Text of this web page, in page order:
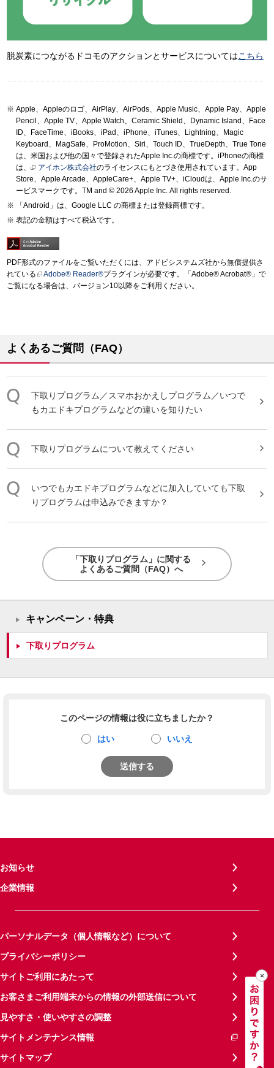
脱炭素につながるドコモのアクションとサービスについてはこちら
Apple、Appleのロゴ、AirPlay、AirPods、Apple Music、Apple Pay、Apple
Pencil、Apple TV、Apple Watch、Ceramic Shield、Dynamic Island、Face
ID、FaceTime、iBooks、iPad、iPhone、iTunes、Lightning、Magic
Keyboard、MagSafe、ProMotion、Siri、Touch ID、TrueDepth、True Tone
は、米国および他の国々で登録されたApple Inc.の商標です。iPhoneの商標
は、
アイホン株式会社のライセンスにもとづき使用されています。App
Store、Apple Arcade、AppleCare+、Apple TV+、iCloudは、Apple Inc.のサ
ービスマークです。TM and © 2026 Apple Inc. All rights reserved.
「Android」は、Google LLC の商標または登録商標です。
表記の金額はすべて税込です。
PDF形式のファイルをご覧いただくには、アドビシステムズ社から無償提供さ
れている
Adobe® Reader®プラグインが必要です。「Adobe® Acrobat®」で
ご覧になる場合は、バージョン10以降をご利用ください。
よくあるご質問（FAQ）
下取り プログラム ／スマホおかえしプログラム／いつで
もカエドキプログラムなどの違いを知りたい
下取り プログラムについて教えてください
いつでもカエドキプログラムなどに加入していても下取
り プログラムは申込みできますか？
「下取りプログラム」に関する
よくあるご質問（FAQ）へ
キャンペーン・特典
下取りプログラム
このページの情報は役に立ちましたか？
はい いいえ
送信する
お知らせ
企業情報
パーソナルデータ（個人情報など）について
プライバシーポリシー
サイトご利用にあたって
お客さまご利用端末からの情報の外部送信について
見やすさ・使いやすさの調整
サイトメンテナンス情報
サイトマップ